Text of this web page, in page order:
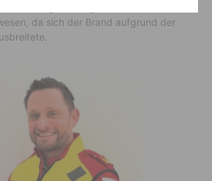
da sich der Brand aufgrund der